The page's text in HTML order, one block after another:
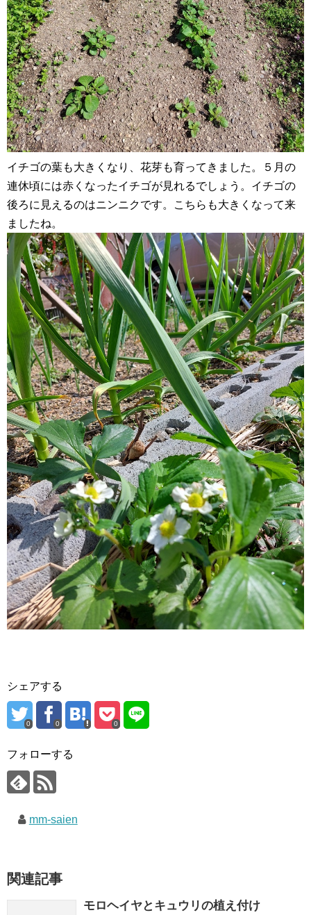
イチゴの葉も大きくなり、花芽も育ってきました。５月の
連休頃には赤くなったイチゴが見れるでしょう。イチゴの
後ろに見えるのはニンニクです。こちらも大きくなって来
ましたね。
シェアする
0 0 0
フォローする
mm-saien
関連記事
モロヘイヤとキュウリの植え付け